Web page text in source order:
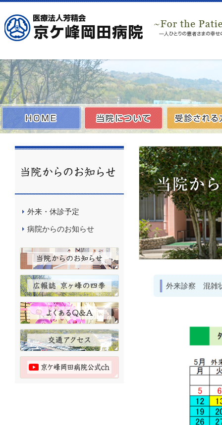
外来・休診予定
病院からのお知らせ
外来診察 混雑